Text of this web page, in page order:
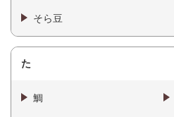
そら豆
た
鯛